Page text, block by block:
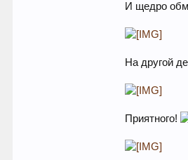
И щедро
На другой
Приятного!